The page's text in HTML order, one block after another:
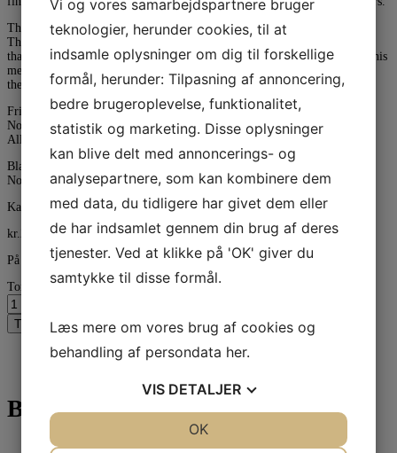
The Prima consists of two parts:
The thumb plateau that can be attached in a second on the mounting plate
that stays on the flute and is also adjustable at an angle under the flute. This
means that the thumb rest can be mounted in a second and always back to
the same position.
Friendly attachment to flute by means of silicone rubber inlay and bands:
No scratching
Allows tube to vibrate freely
Black
No distortion of round tube.
Kategorier:Mundstykke & Tommelbeskytter,Nyheder
kr.
285,00
På lager
Ton Kooiman Prima tommelstøtte til fløjte antal
Tilføj til kurv
Beskrivelse
Beskrivelse
Vi og vores samarbejdspartnere bruger
teknologier, herunder cookies, til at
indsamle oplysninger om dig til forskellige
formål, herunder: Tilpasning af annoncering,
bedre brugeroplevelse, funktionalitet,
statistik og marketing. Disse oplysninger
kan blive delt med annoncerings- og
analysepartnere, som kan kombinere dem
med data, du tidligere har givet dem eller
de har indsamlet gennem din brug af deres
tjenester. Ved at klikke på 'OK' giver du
samtykke til disse formål.
Læs mere om vores brug af cookies og
behandling af persondata her.
VIS DETALJER
OK